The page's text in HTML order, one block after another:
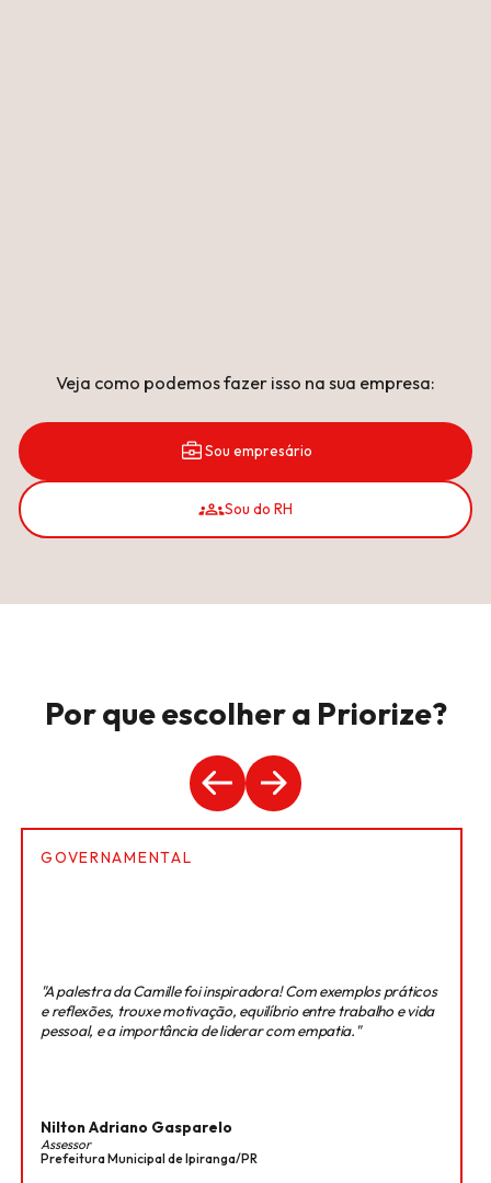
Veja como podemos fazer isso na sua empresa:
Sou empresário
Sou do RH
Por que escolher a Priorize?
GOVERNAMENTAL
"A palestra da Camille foi inspiradora! Com exemplos práticos
e reflexões, trouxe motivação, equilíbrio entre trabalho e vida
pessoal, e a importância de liderar com empatia."
Nilton Adriano Gasparelo
Assessor
Prefeitura Municipal de Ipiranga/PR